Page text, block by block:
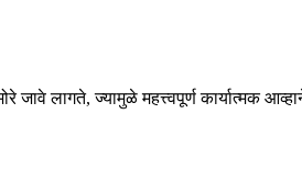
लागते, ज्यामुळे महत्त्वपूर्ण कार्यात्मक आव्हाने